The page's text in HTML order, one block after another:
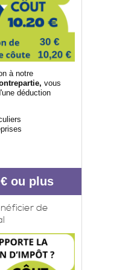
à notre
vous
déduction
ou plus
de